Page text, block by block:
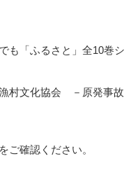
も「ふるさと」全10巻シ
文化協会 －原発事故
ご確認ください。